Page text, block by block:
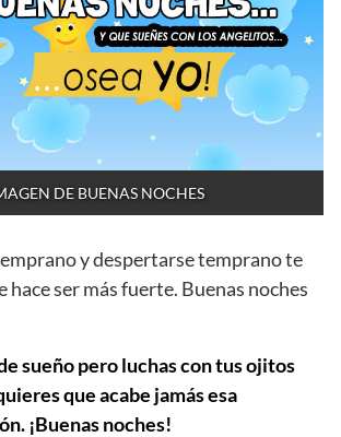
DE BUENAS NOCHES
y despertarse temprano te
hace ser más fuerte. Buenas noches
sueño pero luchas con tus ojitos
que acabe jamás esa
¡Buenas noches!